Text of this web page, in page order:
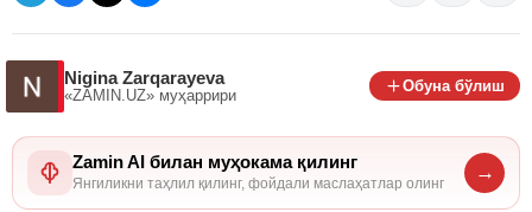
Nigina Zarqarayeva
«ZAMIN.UZ» муҳаррири
Обуна бўлиш
Zamin AI билан муҳокама қилинг
Янгиликни таҳлил қилинг, фойдали маслаҳатлар олинг
→